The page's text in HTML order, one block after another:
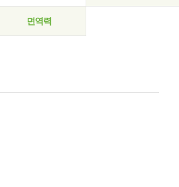
면역력